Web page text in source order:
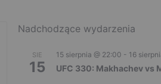
Nadchodzące wydarzenia
SIE
15
15 sierpnia @ 22:00 - 16
UFC 330: Makhachev vs